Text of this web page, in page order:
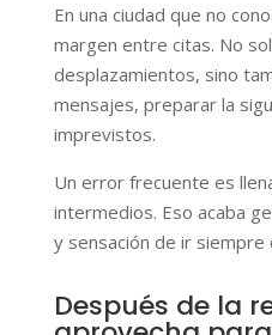
En una ciudad que no
margen entre citas. No
desplazamientos, sino
mensajes, preparar la
imprevistos.
Un error frecuente es
intermedios. Eso acaba
y sensación de ir siempre
Después de la